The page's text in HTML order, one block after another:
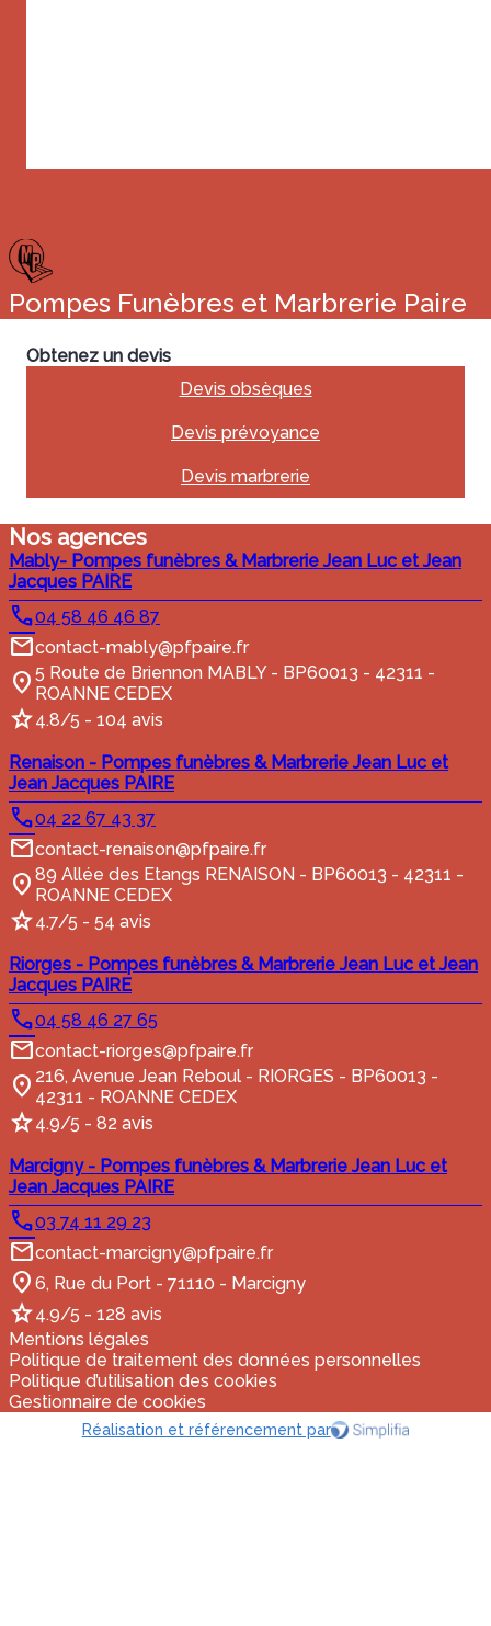
Pompes Funèbres et Marbrerie Paire
Obtenez un devis
Devis obsèques
Devis prévoyance
Devis marbrerie
Nos agences
Mably- Pompes funèbres & Marbrerie Jean Luc et Jean
Jacques PAIRE
04 58 46 46 87
contact-mably@pfpaire.fr
5 Route de Briennon MABLY - BP60013 - 42311 -
ROANNE CEDEX
4.8/5 - 104 avis
Renaison - Pompes funèbres & Marbrerie Jean Luc et
Jean Jacques PAIRE
04 22 67 43 37
contact-renaison@pfpaire.fr
89 Allée des Etangs RENAISON - BP60013 - 42311 -
ROANNE CEDEX
4.7/5 - 54 avis
Riorges - Pompes funèbres & Marbrerie Jean Luc et Jean
Jacques PAIRE
04 58 46 27 65
contact-riorges@pfpaire.fr
216, Avenue Jean Reboul - RIORGES - BP60013 -
42311 - ROANNE CEDEX
4.9/5 - 82 avis
Marcigny - Pompes funèbres & Marbrerie Jean Luc et
Jean Jacques PAIRE
03 74 11 29 23
contact-marcigny@pfpaire.fr
6, Rue du Port - 71110 - Marcigny
4.9/5 - 128 avis
Mentions légales
Politique de traitement des données personnelles
Politique d’utilisation des cookies
Gestionnaire de cookies
Réalisation et référencement par